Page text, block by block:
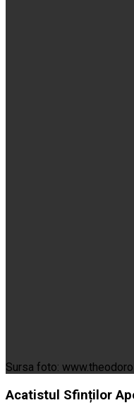
Sursa foto:
Acatistul Sfinților